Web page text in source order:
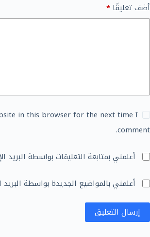
أضف تعليقًا *
in this browser for the next time I
comment.
أعلمني بمتابعة التعليقات بواسطة البريد
أعلمني بالمواضيع الجديدة بواسطة البريد
إرسال التعليق